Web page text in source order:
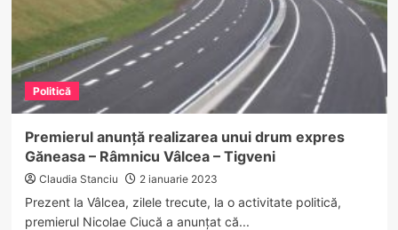
protecţia
lucrătorilor
împotriva
riscurilor
legate
de expunerea
cancerigeni
sau
mutageni
Politică
Premierul anunţă realizarea unui drum expres
Găneasa – Râmnicu Vâlcea – Tigveni
Claudia Stanciu 2 ianuarie 2023
Prezent la Vâlcea, zilele trecute, la o activitate politică,
premierul Nicolae Ciucă a anunţat că...